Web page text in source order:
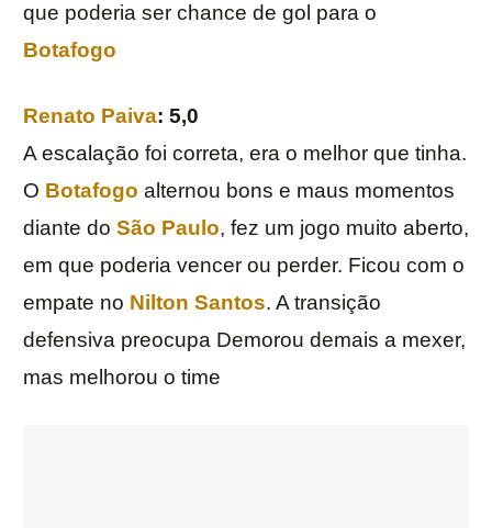
que poderia ser chance de gol para o
Botafogo
Renato Paiva: 5,0
A escalação foi correta, era o melhor que tinha.
O Botafogo alternou bons e maus momentos
diante do São Paulo, fez um jogo muito aberto,
em que poderia vencer ou perder. Ficou com o
empate no Nilton Santos. A transição
defensiva preocupa Demorou demais a mexer,
mas melhorou o time